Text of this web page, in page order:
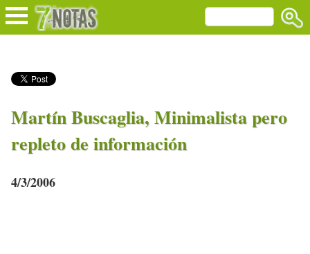
Martín Buscaglia, Minimalista pero
repleto de información
4/3/2006